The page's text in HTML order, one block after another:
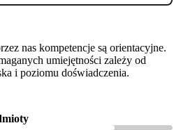
nas kompetencje są orientacyjne.
umiejętności zależy od
i poziomu doświadczenia.